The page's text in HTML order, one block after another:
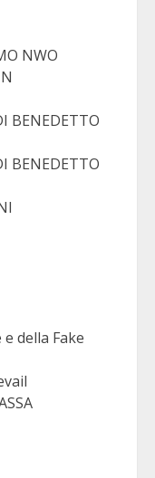
NWO
BENEDETTO
BENEDETTO
della Fake